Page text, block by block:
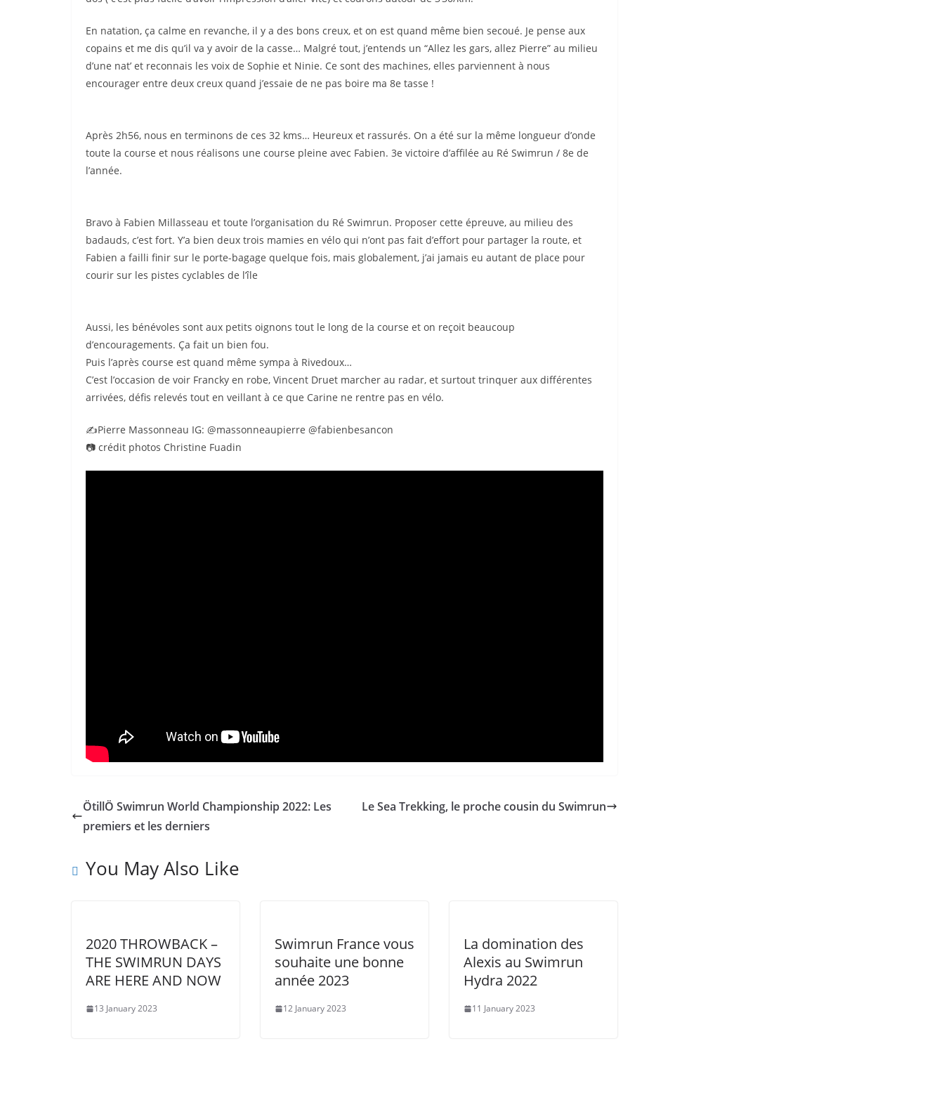
En natation, ça calme en revanche, il y a des bons creux, et on est quand même bien secoué. Je pense aux
copains et me dis qu’il va y avoir de la casse… Malgré tout, j’entends un “Allez les gars, allez Pierre” au milieu
d’une nat’ et reconnais les voix de Sophie et Ninie. Ce sont des machines, elles parviennent à nous
encourager entre deux creux quand j’essaie de ne pas boire ma 8e tasse !
Après 2h56, nous en terminons de ces 32 kms… Heureux et rassurés. On a été sur la même longueur d’onde
toute la course et nous réalisons une course pleine avec Fabien. 3e victoire d’affilée au Ré Swimrun / 8e de
l’année.
Bravo à Fabien Millasseau et toute l’organisation du Ré Swimrun. Proposer cette épreuve, au milieu des
badauds, c’est fort. Y’a bien deux trois mamies en vélo qui n’ont pas fait d’effort pour partager la route, et
Fabien a failli finir sur le porte-bagage quelque fois, mais globalement, j’ai jamais eu autant de place pour
courir sur les pistes cyclables de l’île
Aussi, les bénévoles sont aux petits oignons tout le long de la course et on reçoit beaucoup
d’encouragements. Ça fait un bien fou.
Puis l’après course est quand même sympa à Rivedoux…
C’est l’occasion de voir Francky en robe, Vincent Druet marcher au radar, et surtout trinquer aux différentes
arrivées, défis relevés tout en veillant à ce que Carine ne rentre pas en vélo.
✍️Pierre Massonneau IG: @massonneaupierre @fabienbesancon
📷 crédit photos Christine Fuadin
ÖtillÖ Swimrun World Championship 2022: Les
premiers et les derniers
Le Sea Trekking, le proche cousin du Swimrun
You May Also Like
2020 THROWBACK –
THE SWIMRUN DAYS
ARE HERE AND NOW
13 January 2023
Swimrun France vous
souhaite une bonne
année 2023
12 January 2023
La domination des
Alexis au Swimrun
Hydra 2022
11 January 2023